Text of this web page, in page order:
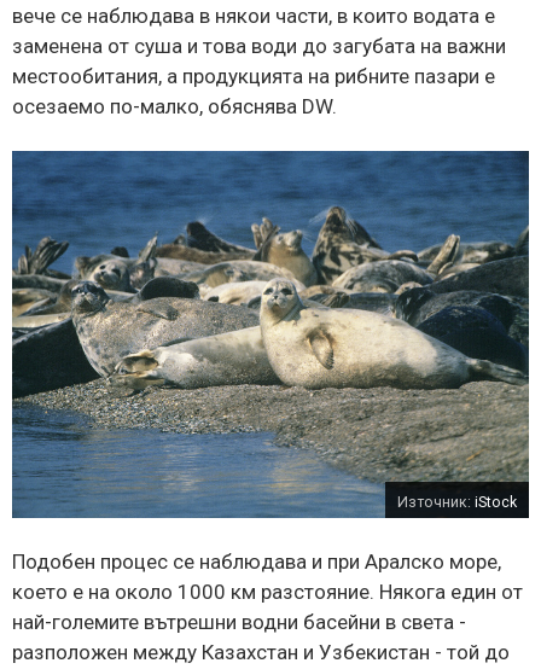
вече се наблюдава в някои части, в които водата е
заменена от суша и това води до загубата на важни
местообитания, а продукцията на рибните пазари е
осезаемо по-малко, обяснява DW.
Източник: iStock
Подобен процес се наблюдава и при Аралско море,
което е на около 1000 км разстояние. Някога един от
най-големите вътрешни водни басейни в света -
разположен между Казахстан и Узбекистан - той до